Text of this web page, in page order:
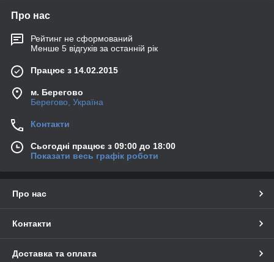
Про нас
Рейтинг не сформований
Менше 5 відгуків за останній рік
Працює з 14.02.2015
м. Берегово
Берегово, Україна
Контакти
Сьогодні працює з 09:00 до 18:00
Показати весь графік роботи
Про нас
Контакти
Доставка та оплата